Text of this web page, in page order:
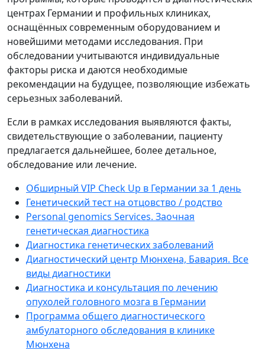
центрах Германии и профильных клиниках,
оснащённых современным оборудованием и
новейшими методами исследования. При
обследовании учитываются индивидуальные
факторы риска и даются необходимые
рекомендации на будущее, позволяющие избежать
серьезных заболеваний.
Если в рамках исследования выявляются факты,
свидетельствующие о заболевании, пациенту
предлагается дальнейшее, более детальное,
обследование или лечение.
Обширный VIP Check Up в Германии за 1 день
Генетический тест на отцовство / родство
Personal genomics Services. Заочная
генетическая диагностика
Диагностика генетических заболеваний
Диагностический центр Мюнхена, Бавария. Все
виды диагностики
Диагностика и консультация по лечению
опухолей головного мозга в Германии
Программа общего диагностического
амбулаторного обследования в клинике
Мюнхена